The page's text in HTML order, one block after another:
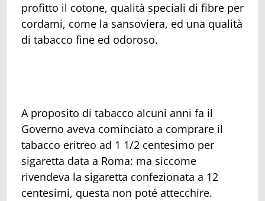
profitto il cotone, qualità speciali di fibre per
cordami, come la sansoviera, ed una qualità
di tabacco fine ed odoroso.
A proposito di tabacco alcuni anni fa il
Governo aveva cominciato a comprare il
tabacco eritreo ad 1 1/2 centesimo per
sigaretta data a Roma: ma siccome
rivendeva la sigaretta confezionata a 12
centesimi, questa non poté attecchire.